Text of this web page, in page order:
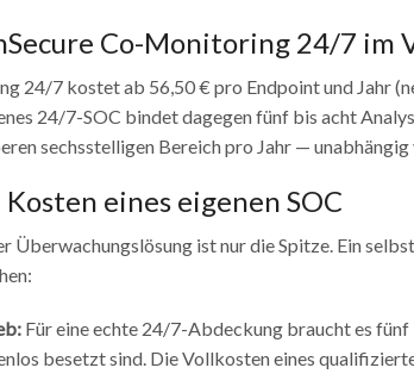
Co-Monitoring 24/7 im
24/7 kostet ab 56,50 € pro Endpoint und Jahr
24/7-SOC bindet dagegen fünf bis acht
sechsstelligen Bereich pro Jahr — unabhängig
eines eigenen SOC
Überwachungslösung ist nur die Spitze. Ein
Für eine echte 24/7-Abdeckung braucht es
besetzt sind. Die Vollkosten eines